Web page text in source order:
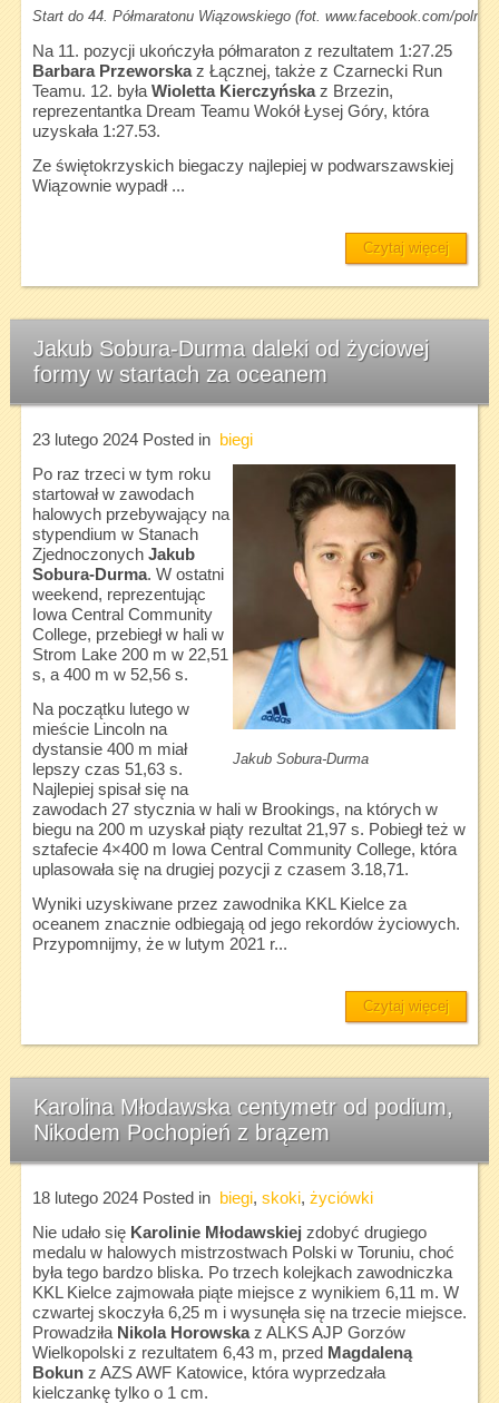
Start do 44. Półmaratonu Wiązowskiego (fot. www.facebook.com/
Na 11. pozycji ukończyła półmaraton z rezultatem 1:27.25
Barbara Przeworskaz Łącznej, także z Czarnecki Run
Teamu. 12. była Wioletta Kierczyńskaz Brzezin,
reprezentantka Dream Teamu Wokół Łysej Góry, która
uzyskała 1:27.53.
Ze świętokrzyskich biegaczy najlepiej w podwarszawskiej
Wiązownie wypadł ...
Czytaj więcej
Jakub Sobura-Durma daleki od życiowej
formy w startach za oceanem
23 lutego 2024Posted in biegi
Jakub Sobura-Durma
Po raz trzeci w tym roku
startował w zawodach
halowych przebywający na
stypendium w Stanach
Zjednoczonych Jakub
Sobura-Durma. W ostatni
weekend, reprezentując
Iowa Central Community
College, przebiegł w hali w
Strom Lake 200 m w 22,51
s, a 400 m w 52,56 s.
Na początku lutego w
mieście Lincoln na
dystansie 400 m miał
lepszy czas 51,63 s.
Najlepiej spisał się na
zawodach 27 stycznia w hali w Brookings, na których w
biegu na 200 m uzyskał piąty rezultat 21,97 s. Pobiegł też w
sztafecie 4×400 m Iowa Central Community College, która
uplasowała się na drugiej pozycji z czasem 3.18,71.
Wyniki uzyskiwane przez zawodnika KKL Kielce za
oceanem znacznie odbiegają od jego rekordów życiowych.
Przypomnijmy, że w lutym 2021 r...
Czytaj więcej
Karolina Młodawska centymetr od podium,
Nikodem Pochopień z brązem
18 lutego 2024Posted in biegi, skoki, życiówki
Nie udało się Karolinie Młodawskiej zdobyć drugiego
medalu w halowych mistrzostwach Polski w Toruniu, choć
była tego bardzo bliska. Po trzech kolejkach zawodniczka
KKL Kielce zajmowała piąte miejsce z wynikiem 6,11 m. W
czwartej skoczyła 6,25 m i wysunęła się na trzecie miejsce.
Prowadziła Nikola Horowskaz ALKS AJP Gorzów
Wielkopolski z rezultatem 6,43 m, przed Magdaleną
Bokunz AZS AWF Katowice, która wyprzedzała
kielczankę tylko o 1 cm.